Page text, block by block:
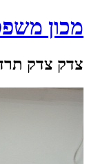
מכון
צדק צדק